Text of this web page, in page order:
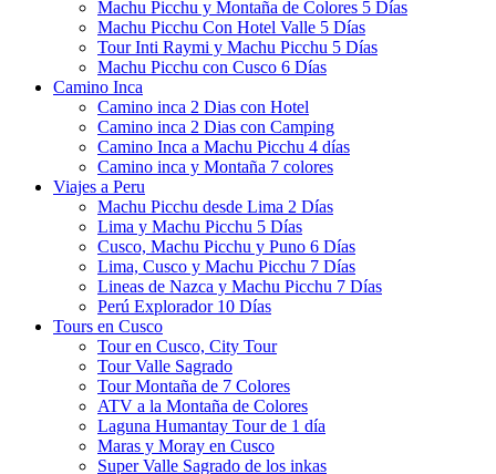
Machu Picchu y Montaña de Colores 5 Días
Machu Picchu Con Hotel Valle 5 Días
Tour Inti Raymi y Machu Picchu 5 Días
Machu Picchu con Cusco 6 Días
Camino Inca
Camino inca 2 Dias con Hotel
Camino inca 2 Dias con Camping
Camino Inca a Machu Picchu 4 días
Camino inca y Montaña 7 colores
Viajes a Peru
Machu Picchu desde Lima 2 Días
Lima y Machu Picchu 5 Días
Cusco, Machu Picchu y Puno 6 Días
Lima, Cusco y Machu Picchu 7 Días
Lineas de Nazca y Machu Picchu 7 Días
Perú Explorador 10 Días
Tours en Cusco
Tour en Cusco, City Tour
Tour Valle Sagrado
Tour Montaña de 7 Colores
ATV a la Montaña de Colores
Laguna Humantay Tour de 1 día
Maras y Moray en Cusco
Super Valle Sagrado de los inkas